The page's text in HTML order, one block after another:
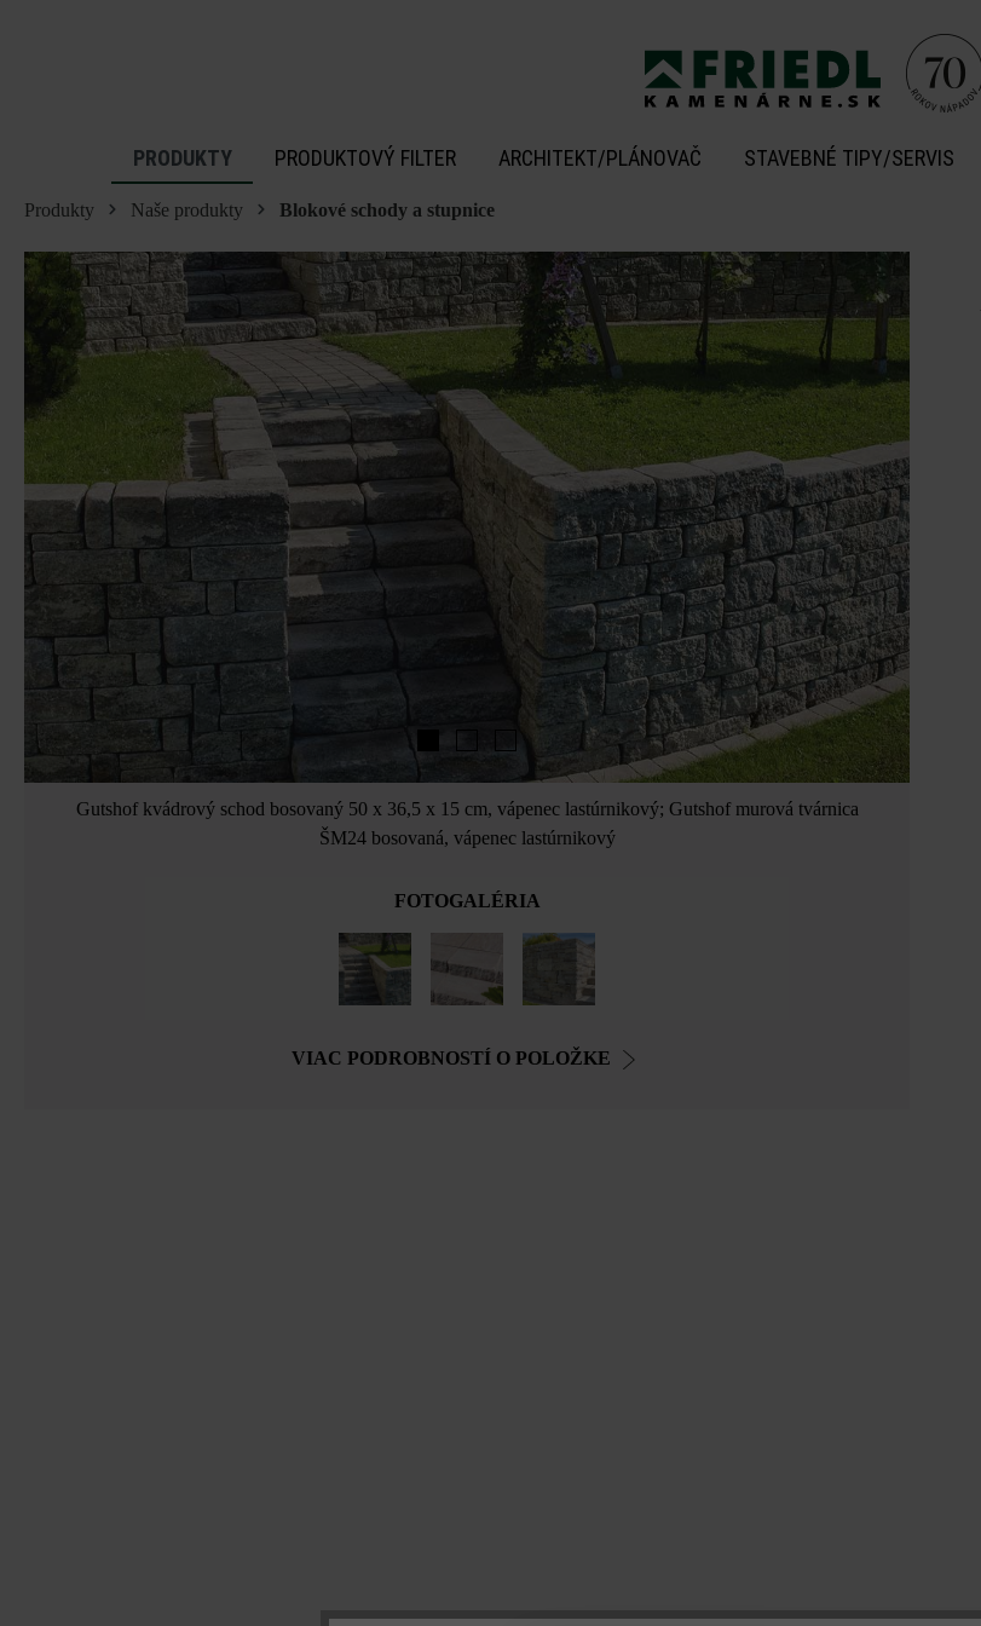
PRODUKTY PRODUKTOVÝ FILTER ARCHITEKT/PLÁNOVAČ STAVEBNÉ TIPY/SERVIS
Produkty Naše produkty Blokové schody a stupnice
Gutshof kvádrový schod bosovaný 50 x 36,5 x 15 cm, vápenec lastúrnikový; Gutshof murová tvárnica
ŠM24 bosovaná, vápenec lastúrnikový
FOTOGALÉRIA
VIAC PODROBNOSTÍ O POLOŽKE